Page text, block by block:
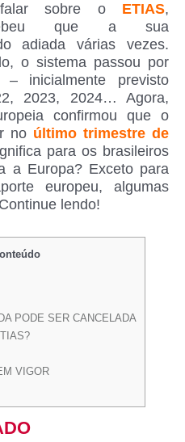
sobre o ETIAS,
que a sua
adiada várias vezes.
o sistema passou por
– inicialmente previsto
2023, 2024… Agora,
confirmou que o
no último trimestre de
para os brasileiros
a Europa? Exceto para
europeu, algumas
lendo!
PODE SER CANCELADA
VIGOR